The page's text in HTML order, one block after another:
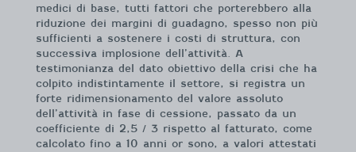
medici di base, tutti fattori che porterebbero alla
riduzione dei margini di guadagno, spesso non più
sufficienti a sostenere i costi di struttura, con
successiva implosione dell’attività. A
testimonianza del dato obiettivo della crisi che ha
colpito indistintamente il settore, si registra un
forte ridimensionamento del valore assoluto
dell’attività in fase di cessione, passato da un
coefficiente di 2,5 / 3 rispetto al fatturato, come
calcolato fino a 10 anni or sono, a valori attestati